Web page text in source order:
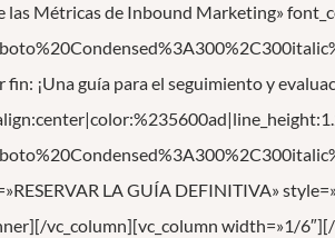
las Métricas de Inbound Marketing»
fin: ¡Una guía para el seguimiento y
LA GUÍA DEFINITIVA»
vc_column][vc_column width=»1/